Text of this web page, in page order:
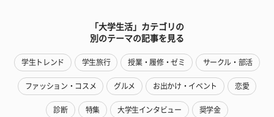
「大学生活」カテゴリの
別のテーマの記事を見る
学生トレンド 学生旅行 授業・履修・ゼミ サークル・部活
ファッション・コスメ グルメ お出かけ・イベント 恋愛
診断 特集 大学生インタビュー 奨学金